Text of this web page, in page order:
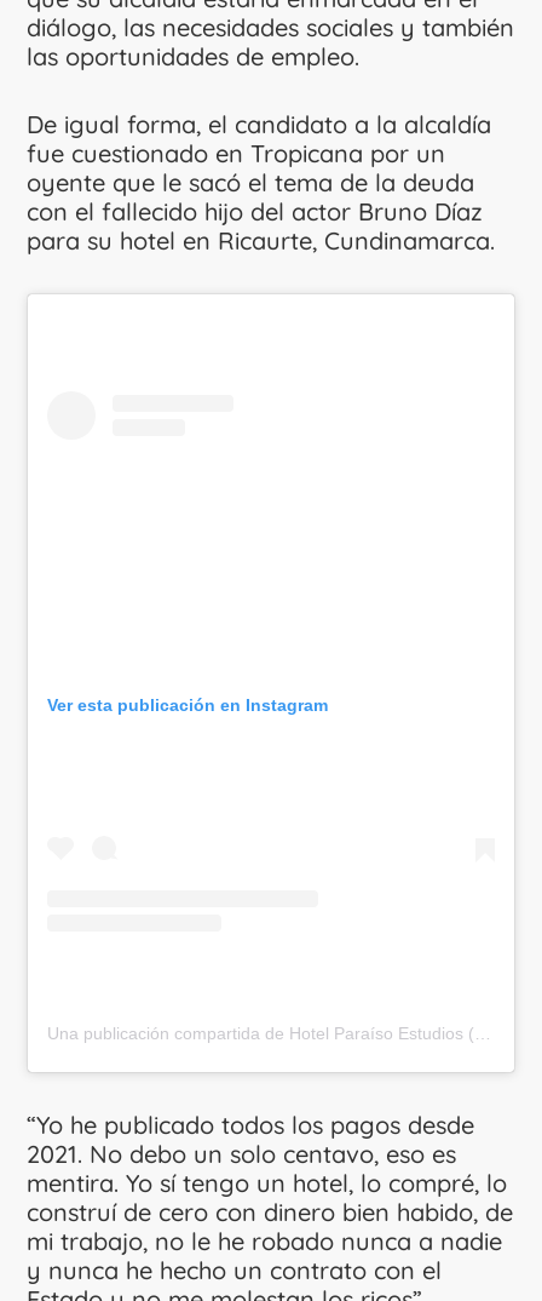
diálogo, las necesidades sociales y también
las oportunidades de empleo.
De igual forma, el candidato a la alcaldía
fue cuestionado en Tropicana por un
oyente que le sacó el tema de la deuda
con el fallecido hijo del actor Bruno Díaz
para su hotel en Ricaurte, Cundinamarca.
Ver esta publicación en Instagram
“Yo he publicado todos los pagos desde
2021. No debo un solo centavo, eso es
mentira. Yo sí tengo un hotel, lo compré, lo
construí de cero con dinero bien habido, de
mi trabajo, no le he robado nunca a nadie
y nunca he hecho un contrato con el